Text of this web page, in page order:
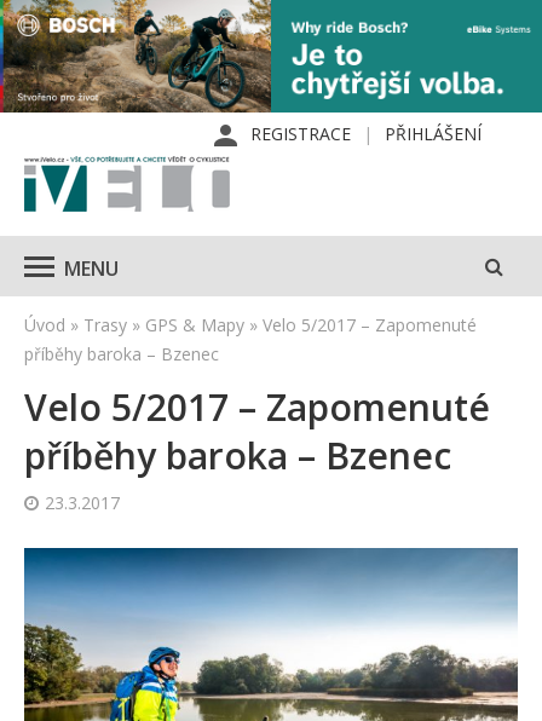
REGISTRACE PŘIHLÁŠENÍ
MENU
Úvod » Trasy » GPS & Mapy » Velo 5/2017 – Zapomenuté
příběhy baroka – Bzenec
Velo 5/2017 – Zapomenuté
příběhy baroka – Bzenec
23.3.2017